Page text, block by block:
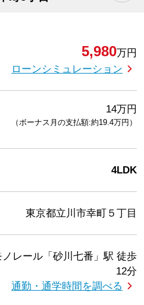
5,980万円
ローンシミュレーション
14万円
（ボーナス月の支払額:約19.4万円 ）
4LDK
東京都立川市幸町５丁目
ノレール「砂川七番」駅 徒歩
12分
通勤・通学時間を調べる